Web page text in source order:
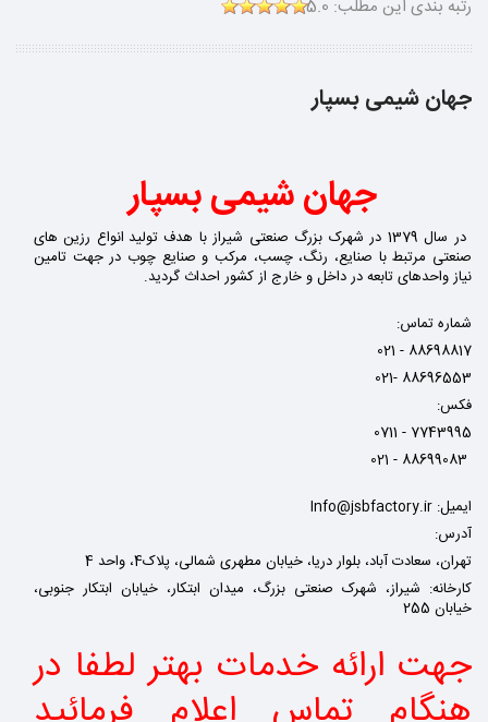
رتبه بندی این مطلب: 5.0
جهان شیمی بسپار
جهان شیمی بسپار
در سال 1379 در شهرک بزرگ صنعتی شیراز با هدف
تولید انواع رزین های
صنعتی مرتبط با صنایع، رنگ، چسب، مرکب و صنایع چوب در جهت تامین
نیاز واحدهای تابعه در داخل و خارج از کشور احداث گردید.
شماره تماس:
021 - 88698817
021- 88696553
فکس:
0711 - 7743995
021 - 88699083
ایمیل: Info@jsbfactory.ir
آدرس:
تهران، سعادت آباد، بلوار دریا، خیابان مطهری شمالی، پلاک4، واحد 4
کارخانه: شیراز، شهرک صنعتی بزرگ، میدان ابتکار، خیابان ابتکار جنوبی،
خیابان 255
جهت ارائه خدمات بهتر لطفا در